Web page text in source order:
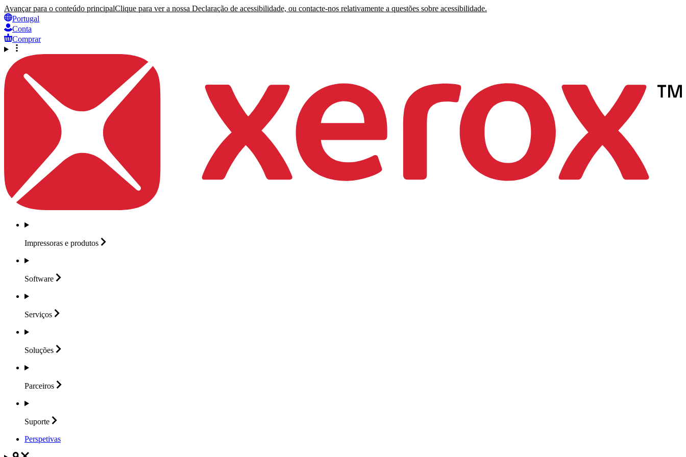
Avançar para o conteúdo principalClique para ver a nossa Declaração de acessibilidade, ou contacte-nos relativamente a questões sobre acessibilidade.
Portugal
Conta
Comprar
Impressoras e produtos
Software
Serviços
Soluções
Parceiros
Suporte
Perspetivas